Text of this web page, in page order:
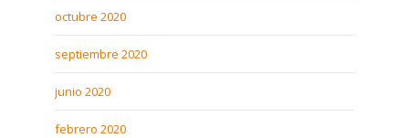
octubre 2020
septiembre 2020
junio 2020
febrero 2020